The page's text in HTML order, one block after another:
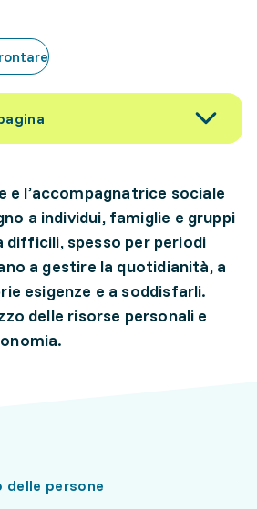
e l’accompagnatrice sociale
a individui, famiglie e gruppi
difficili, spesso per periodi
a gestire la quotidianità, a
esigenze e a soddisfarli.
delle risorse personali e
delle persone